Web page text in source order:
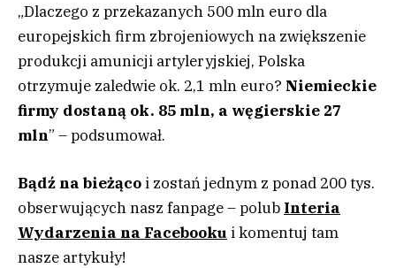
„Dlaczego z przekazanych 500 mln euro dla
europejskich firm zbrojeniowych na zwiększenie
produkcji amunicji artyleryjskiej, Polska
otrzymuje zaledwie ok. 2,1 mln euro? Niemieckie
firmy dostaną ok. 85 mln, a węgierskie 27
mln” – podsumował.
Bądź na bieżąco i zostań jednym z ponad 200 tys.
obserwujących nasz fanpage – polub Interia
Wydarzenia na Facebooku i komentuj tam
nasze artykuły!